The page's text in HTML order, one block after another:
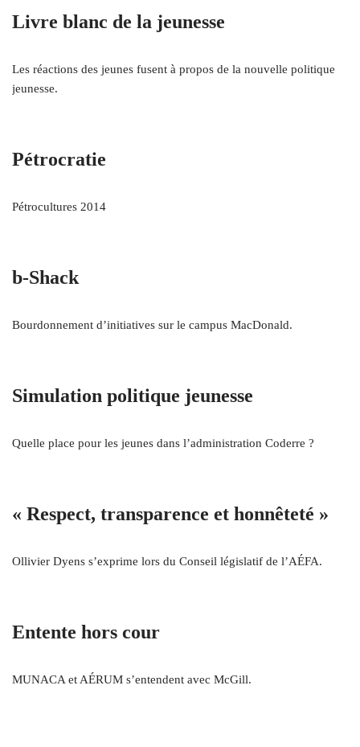
Livre blanc de la jeunesse
Les réactions des jeunes fusent à propos de la nouvelle politique
jeunesse.
Pétrocratie
Pétrocultures 2014
b‑Shack
Bourdonnement d’initiatives sur le campus MacDonald.
Simulation politique jeunesse
Quelle place pour les jeunes dans l’administration Coderre ?
« Respect, transparence et honnêteté »
Ollivier Dyens s’exprime lors du Conseil législatif de l’AÉFA.
Entente hors cour
MUNACA et AÉRUM s’entendent avec McGill.